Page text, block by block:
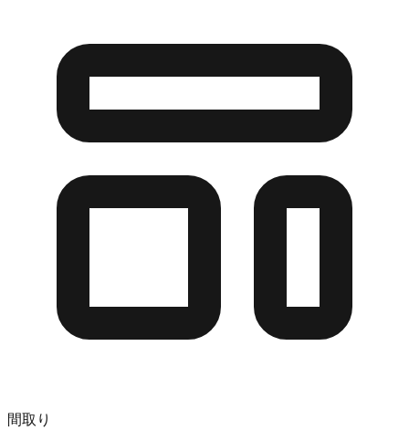
間取り